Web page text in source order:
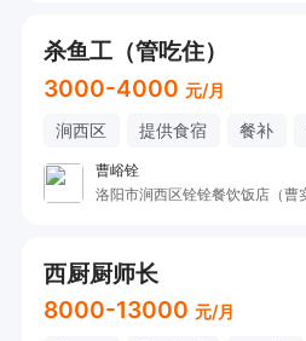
杀鱼工（管吃住）
3000-4000 元/月
涧西区 提供食宿 餐补
曹峪铨
西厨厨师长
8000-13000 元/月